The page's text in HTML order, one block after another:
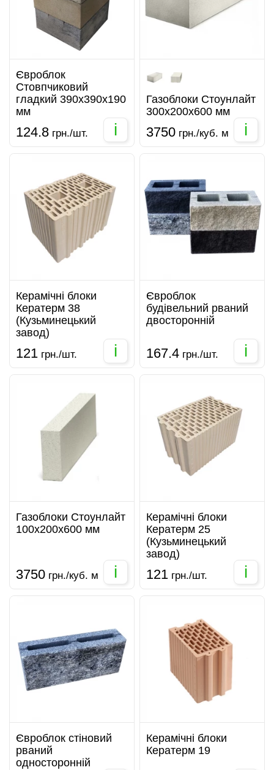
Євроблок
Стовпчиковий
гладкий 390х390х190
мм
124.8 грн./шт. i
Газоблоки Стоунлайт
300х200х600 мм
3750 грн./куб. м i
Керамічні блоки
Кератерм 38
(Кузьминецький
завод)
121 грн./шт. i
Євроблок
будівельний рваний
двосторонній
167.4 грн./шт. i
Газоблоки Стоунлайт
100x200x600 мм
3750 грн./куб. м i
Керамічні блоки
Кератерм 25
(Кузьминецький
завод)
121 грн./шт. i
Євроблок стіновий
рваний
односторонній
Керамічні блоки
Кератерм 19